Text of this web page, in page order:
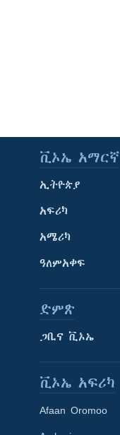
ቪኦኤ አማርኛ
ኢትዮጵያ
አፍሪካ
አሜሪካ
ዓለምአቀፍ
ድምጽ
ጋቢና ቪኦኤ
ቪኦኤ አፍሪካ
Afaan Oromoo